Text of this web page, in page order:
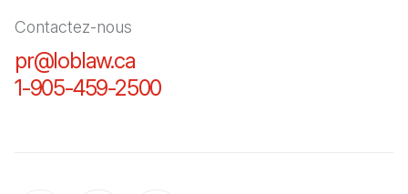
Contactez-nous
pr@loblaw.ca
1-905-459-2500